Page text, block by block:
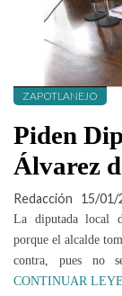
ZAPOTLANEJO
Piden
Álvarez
Redacción 15/01/
La diputada local
porque el alcalde
contra, pues no
CONTINUAR